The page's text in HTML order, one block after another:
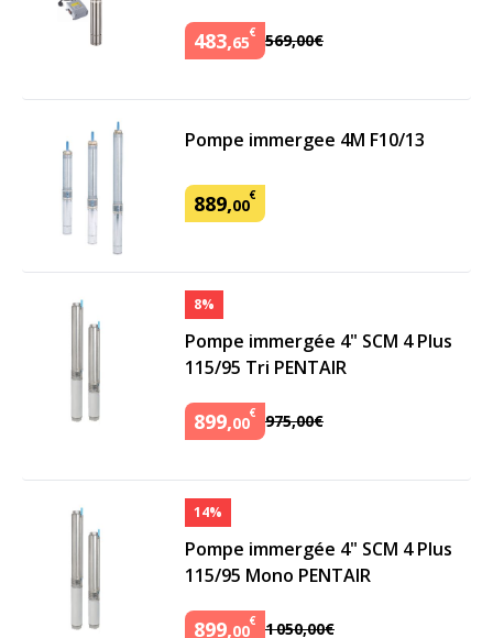
483,65€ 569,00€
Pompe immergee 4M F10/13
889,00€
8%
Pompe immergée 4" SCM 4 Plus
115/95 Tri PENTAIR
899,00€ 975,00€
14%
Pompe immergée 4" SCM 4 Plus
115/95 Mono PENTAIR
899,00€ 1050,00€